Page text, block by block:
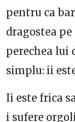
pentru ca
dragostea
perechea
simplu: ii
Ii este frica
i sufere